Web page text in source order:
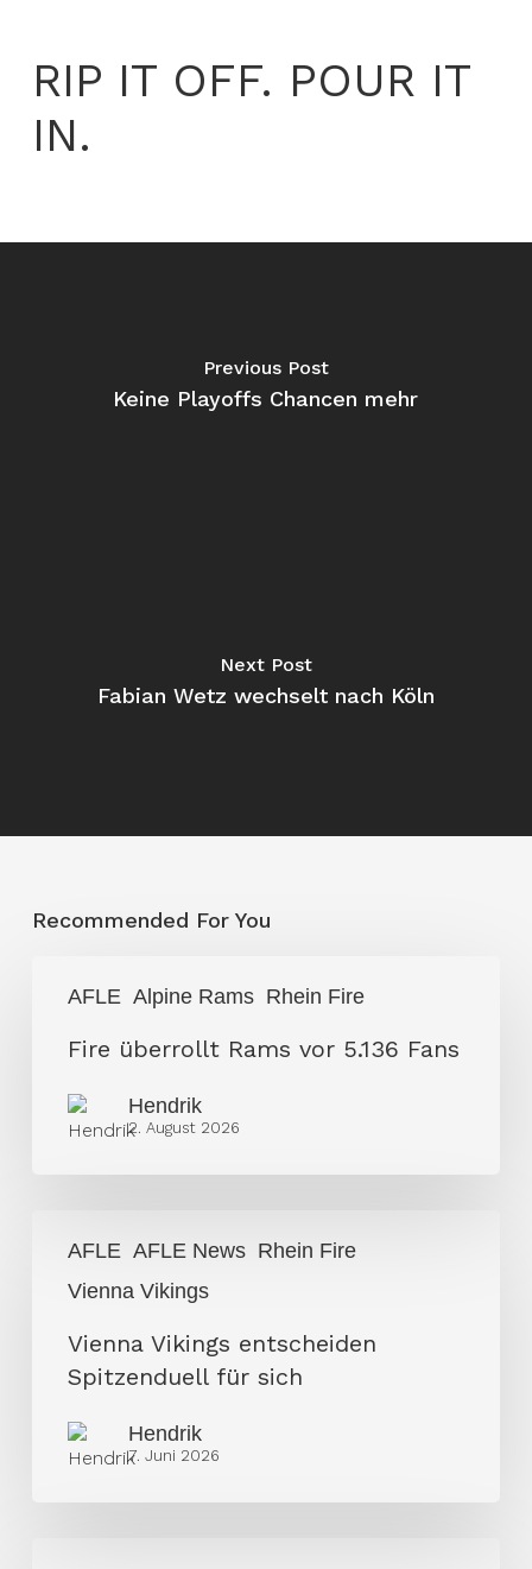
RIP IT OFF. POUR IT
IN.
Previous Post
Keine Playoffs Chancen mehr
Next Post
Fabian Wetz wechselt nach Köln
Recommended For You
AFLE Alpine Rams Rhein Fire
überrollt
Rams
5.136
Fans
Fire überrollt Rams vor 5.136 Fans
Hendrik
2. August 2026
AFLE AFLE News Rhein Fire
Vienna Vikings
Vikings
entscheiden
Vienna Vikings entscheiden
Spitzenduell für sich
Hendrik
7. Juni 2026